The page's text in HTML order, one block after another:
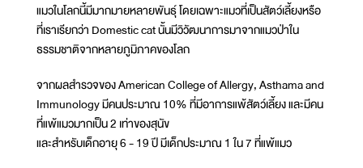
แมวในโลกนี้มีมากมายหลายพันธุ์ โดยเฉพาะแมวที่เป็นสัตว์เลี้ยงหรือ
ที่เราเรียกว่า Domestic cat นั้นมีวิวัฒนาการมาจากแมวป่าใน
ธรรมชาติจากหลายภูมิภาคของโลก
จากผลสำรวจของ American College of Allergy, Asthama and
Immunology มีคนประมาณ 10% ที่มีอาการแพ้สัตว์เลี้ยง และมีคน
ที่แพ้แมวมากเป็น 2 เท่าของสุนัข
และสำหรับเด็กอายุ 6 - 19 ปี มีเด็กประมาณ 1 ใน 7 ที่แพ้แมว